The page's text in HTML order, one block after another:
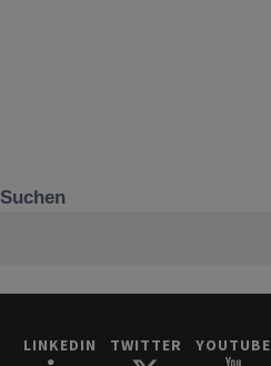
Suchen
LINKEDIN TWITTER YOUTUBE